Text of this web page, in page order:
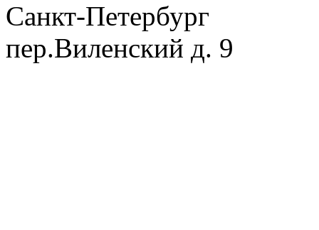
Санкт-Петербург
пер.Виленский д. 9